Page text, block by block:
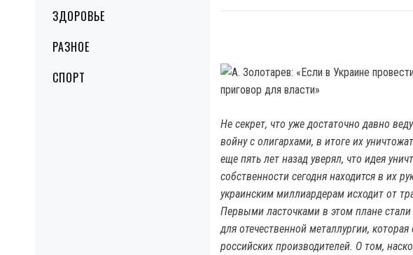
ЗДОРОВЬЕ
РАЗНОЕ
СПОРТ
Не секрет, что уже достаточно давно
войну с олигархами, в итоге их
еще пять лет назад уверял, что идея
собственности сегодня находится в их
украинским миллиардерам исходит от
Первыми ласточками в этом плане
для отечественной металлургии,
российских производителей. О том,